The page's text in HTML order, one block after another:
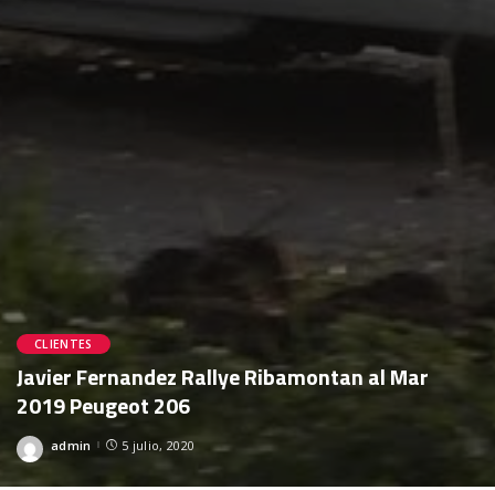
CLIENTES
Javier Fernandez Rallye Ribamontan al Mar
2019 Peugeot 206
Posted
admin 5 julio, 2020